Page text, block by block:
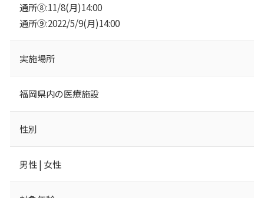
通所⑧:11/8(月)14:00
通所⑨:2022/5/9(月)14:00
実施場所
福岡県内の医療施設
性別
男性 | 女性